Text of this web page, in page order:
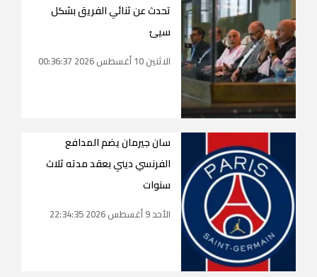
تحدث عن ثنائي الفريق بشكل
سيئ
الاثنين 10 أغسطس 2026 00:36:37
سان جيرمان يضم المدافع
الفرنسي ديني بعقد مدته ثلاث
سنوات
الأحد 9 أغسطس 2026 22:34:35